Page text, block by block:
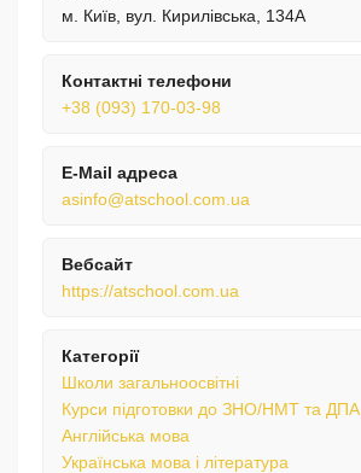
м. Київ, вул. Кирилівська, 134А
Контактні телефони
+38 (093) 170-03-98
E-Mail адреса
asinfo@atschool.com.ua
Вебсайт
https://atschool.com.ua
Категорії
Школи загальноосвітні
Курси підготовки до ЗНО/НМТ та ДПА
Англійська мова
Українська мова і література